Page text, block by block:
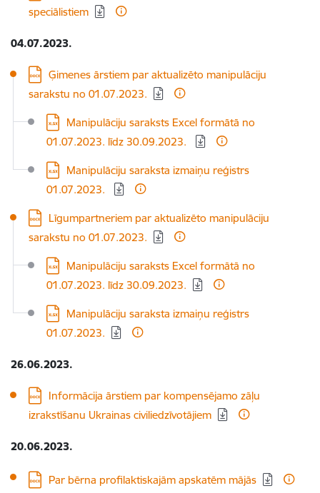
speciālistiem
04.07.2023.
Lejupielādēt:
Ģimenes ārstiem par aktualizēto manipulāciju
sarakstu no 01.07.2023.
Lejupielādēt:
Manipulāciju saraksts Excel formātā no
01.07.2023. līdz 30.09.2023.
Lejupielādēt:
Manipulāciju saraksta izmaiņu reģistrs
01.07.2023.
Lejupielādēt:
Līgumpartneriem par aktualizēto manipulāciju
sarakstu no 01.07.2023.
Lejupielādēt:
Manipulāciju saraksts Excel formātā no
01.07.2023. līdz 30.09.2023.
Lejupielādēt:
Manipulāciju saraksta izmaiņu reģistrs
01.07.2023.
26.06.2023.
Lejupielādēt:
Informācija ārstiem par kompensējamo zāļu
izrakstīšanu Ukrainas civiliedzīvotājiem
20.06.2023.
Lejupielādēt:
Par bērna profilaktiskajām apskatēm mājās